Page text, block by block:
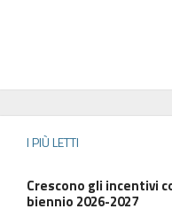
I PIÙ LETTI
Crescono gli incentivi
biennio 2026-2027